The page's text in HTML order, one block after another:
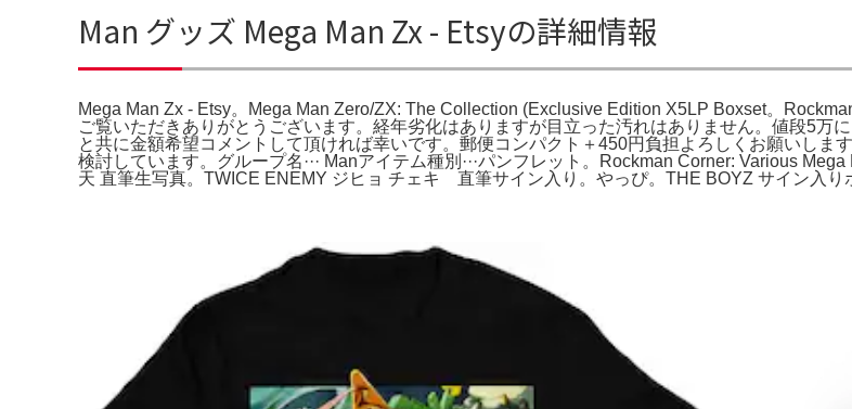
Man グッズ Mega Man Zx - Etsyの詳細情報
Mega Man Zx - Etsy。Mega Man Zero/ZX: The Collection (Exclusive Edition X5LP Boxset。
ご覧いただきありがとうございます。経年劣化はありますが目立った汚れはありません。値段5万
と共に金額希望コメントして頂ければ幸いです。郵便コンパクト＋450円負担よろしくお願いしま
検討しています。グループ名··· Manアイテム種別···パンフレット。Rockman Corner: Various
天 直筆生写真。TWICE ENEMY ジヒョ チェキ 直筆サイン入り。やっぴ。THE BOYZ サイン